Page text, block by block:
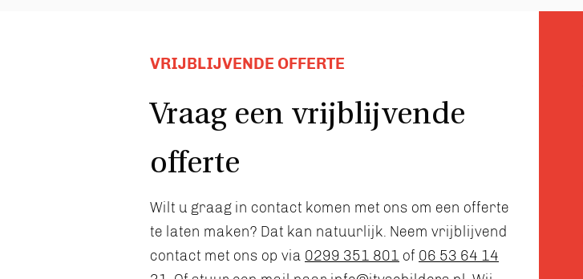
VRIJBLIJVENDE OFFERTE
Vraag een vrijblijvende
offerte
Wilt u graag in contact komen met ons om een offerte
te laten maken? Dat kan natuurlijk. Neem vrijblijvend
contact met ons op via 0299 351 801 of 06 53 64 14